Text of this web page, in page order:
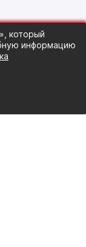
который
информацию